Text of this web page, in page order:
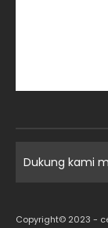
Dukung kami
Copyright© 2023 -